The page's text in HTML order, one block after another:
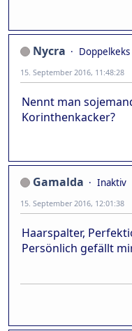
Nycra Doppelkeks
15. September 2016, 11:48:28
Nennt man
Korinthenkacker?
Gamalda
Inaktiv
15. September 2016, 12:01:38
Haarspalter,
Persönlich gefällt